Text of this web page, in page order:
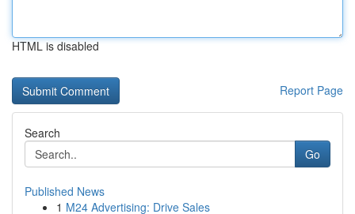
HTML is disabled
Report Page
Search
Go
Published News
1 M24 Advertising: Drive Sales